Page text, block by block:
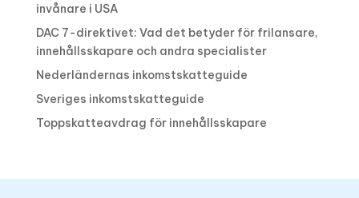
invånare i USA
DAC 7-direktivet: Vad det betyder för frilansare,
innehållsskapare och andra specialister
Nederländernas inkomstskatteguide
Sveriges inkomstskatteguide
Toppskatteavdrag för innehållsskapare